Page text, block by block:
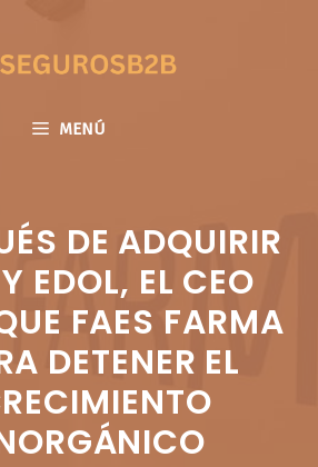
MENÚ
DE ADQUIRIR
EDOL, EL CEO
FAES FARMA
DETENER EL